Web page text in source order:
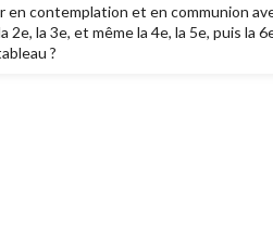
contemplation et en communion
la 3e, et même la 4e, la 5e, puis la
?